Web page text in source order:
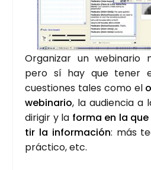
Orga­ni­zar un webi­na­rio
pero sí hay que tener
cues­tio­nes tales como el
webi­na­rio, la audien­cia a
diri­gir y la for­ma en la
tir la infor­ma­ción: más
prác­ti­co, etc.